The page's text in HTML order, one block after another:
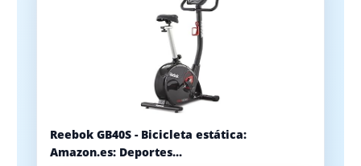
Reebok GB40S - Bicicleta estática:
Amazon.es: Deportes...